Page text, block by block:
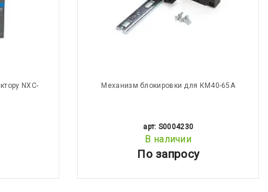
NXC-
Механизм блокировки для КМ40-65А
арт: S0004230
В наличии
По запросу